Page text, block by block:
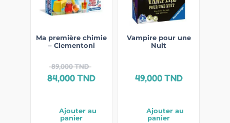
Ma première chimie
– Clementoni
89,000TND
84,000TND
Ajouter au
panier
Vampire pour une
Nuit
49,000TND
Ajouter au
panier